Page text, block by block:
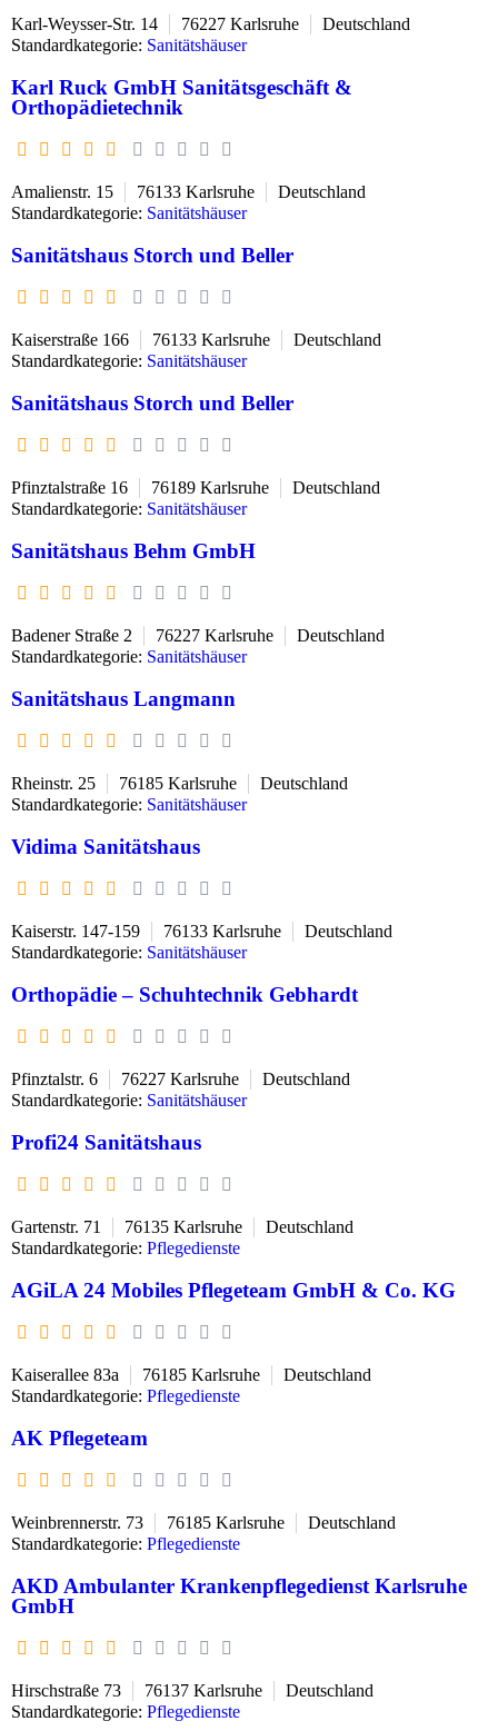
Karl-Weysser-Str. 14 76227 Karlsruhe
Deutschland
Standardkategorie: Sanitätshäuser
Karl Ruck GmbH Sanitätsgeschäft &
Orthopädietechnik
Amalienstr. 15 76133 Karlsruhe
Deutschland
Standardkategorie: Sanitätshäuser
Sanitätshaus Storch und Beller
Kaiserstraße 166 76133 Karlsruhe
Deutschland
Standardkategorie: Sanitätshäuser
Sanitätshaus Storch und Beller
Pfinztalstraße 16 76189 Karlsruhe
Deutschland
Standardkategorie: Sanitätshäuser
Sanitätshaus Behm GmbH
Badener Straße 2 76227 Karlsruhe
Deutschland
Standardkategorie: Sanitätshäuser
Sanitätshaus Langmann
Rheinstr. 25 76185 Karlsruhe
Deutschland
Standardkategorie: Sanitätshäuser
Vidima Sanitätshaus
Kaiserstr. 147-159 76133 Karlsruhe
Deutschland
Standardkategorie: Sanitätshäuser
Orthopädie – Schuhtechnik Gebhardt
Pfinztalstr. 6 76227 Karlsruhe
Deutschland
Standardkategorie: Sanitätshäuser
Profi24 Sanitätshaus
Gartenstr. 71 76135 Karlsruhe
Deutschland
Standardkategorie: Pflegedienste
AGiLA 24 Mobiles Pflegeteam GmbH & Co. KG
Kaiserallee 83a 76185 Karlsruhe
Deutschland
Standardkategorie: Pflegedienste
AK Pflegeteam
​Weinbrennerstr. 73 76185 Karlsruhe
Deutschland
Standardkategorie: Pflegedienste
AKD Ambulanter Krankenpflegedienst Karlsruhe
GmbH
Hirschstraße 73 76137 Karlsruhe
Deutschland
Standardkategorie: Pflegedienste